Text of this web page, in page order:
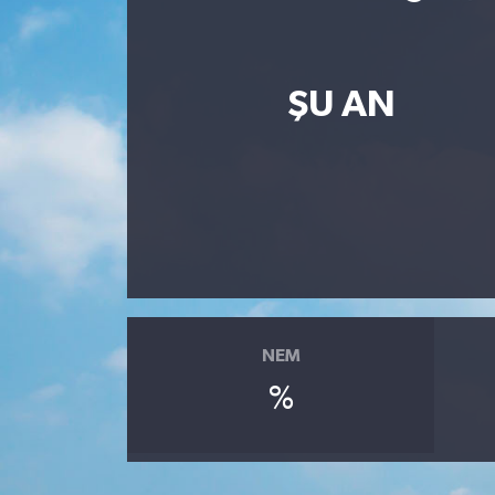
ŞU AN
NEM
%
Sağlık
Siyaset